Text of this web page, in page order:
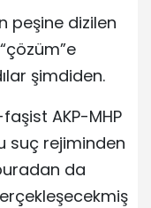
peşine dizilen
şimdiden.
AKP-MHP
suç rejiminden
da